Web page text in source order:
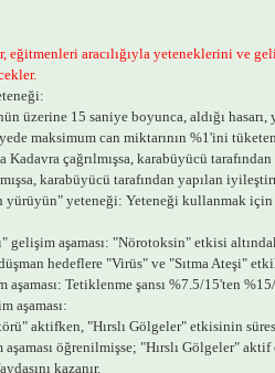
eğitmenleri aracılığıyla yeteneklerini ve
üzerine 15 saniye boyunca, aldığı
maksimum can miktarının %1'ini
Kadavra çağrılmışsa, karabüyücü
karabüyücü tarafından yapılan
yeteneği: Yeteneği kullanmak için
gelişim aşaması: "Nörotoksin" etkisi
hedeflere "Virüs" ve "Sıtma Ateşi"
aşaması: Tetiklenme şansı %7.5/15'ten
aşaması:
aktifken, "Hırslı Gölgeler" etkisinin
öğrenilmişse; "Hırslı Gölgeler"
kazanır.